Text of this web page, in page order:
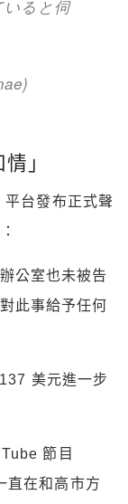
いると伺
」
台發布正式聲
公室也未被告
此事給予任何
美元進一步
節目
直在和高市方